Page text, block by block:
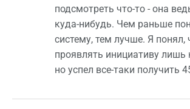
подсмотреть что-то - она
куда-нибудь. Чем раньше
систему, тем лучше. Я понял,
проявлять инициативу лишь
но успел все-таки получить